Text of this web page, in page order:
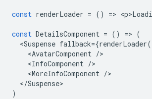
const renderLoader = () => <
const DetailsComponent = () => (
<Suspense fallback={renderLoader
<AvatarComponent /
<InfoComponent /
<MoreInfoComponent /
</Suspense
)